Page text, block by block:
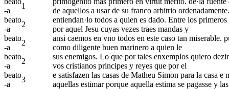
-a
1
de aquellos a usar de su franco arbitrio ordenadamente.
beato
-a
2
entiendan·lo todos a quien es dado. Entre los
por aquel Jesu cuyas vezes traes mandas y
beato
-a
2
ansi caemos en vno todos en este caso tan miserable.
como diligente buen marinero a quien le
beato
-a
2
sus enemigos. Lo que por tales enxemplos quiero
vos cristianos principes y reyes que por el
beato
-a
3
e satisfazen las casas de Matheu Simon para la casa e
aquellas estimar porque aquella estima se pagasse y